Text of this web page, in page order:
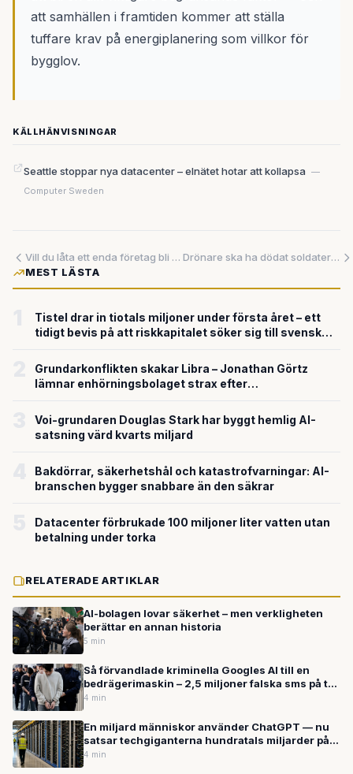
att samhällen i framtiden kommer att ställa
tuffare krav på energiplanering som villkor för
bygglov.
KÄLLHÄNVISNINGAR
Seattle stoppar nya datacenter – elnätet hotar att kollapsa —
Computer Sweden
Vill du låta ett enda företag bli navet i hela ditt digitala liv?
Drönare ska ha dödat soldater utan mänsklig inblandning – en vändpunkt i krigets historia
MEST LÄSTA
Tistel drar in tiotals miljoner under första året – ett
tidigt bevis på att riskkapitalet söker sig till svensk
Grundarkonflikten skakar Libra – Jonathan Görtz
lämnar enhörningsbolaget strax efter
Voi-grundaren Douglas Stark har byggt hemlig AI-
satsning värd kvarts miljard
Bakdörrar, säkerhetshål och katastrofvarningar: AI-
branschen bygger snabbare än den säkrar
Datacenter förbrukade 100 miljoner liter vatten utan
betalning under torka
RELATERADE ARTIKLAR
AI-bolagen lovar säkerhet – men verkligheten
berättar en annan historia
5 min
Så förvandlade kriminella Googles AI till en
bedrägerimaskin – 2,5 miljoner falska sms på två
veckor
4 min
En miljard människor använder ChatGPT — nu
satsar techgiganterna hundratals miljarder på
framtidens AI
4 min